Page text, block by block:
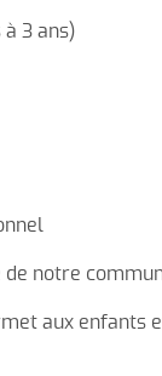
3 ans)
notre
aux enfants